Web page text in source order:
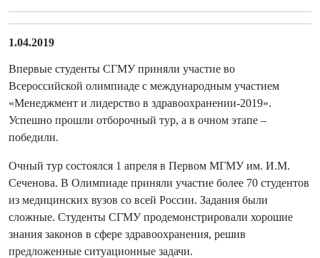
1.04.2019
Впервые студенты СГМУ приняли участие во
Всероссийской олимпиаде с международным участием
«Менеджмент и лидерство в здравоохранении-2019».
Успешно прошли отборочный тур, а в очном этапе –
победили.
Очный тур состоялся 1 апреля в Первом МГМУ им. И.М.
Сеченова. В Олимпиаде приняли участие более 70 студентов
из медицинских вузов со всей России. Задания были
сложные. Студенты СГМУ продемонстрировали хорошие
знания законов в сфере здравоохранения, решив
предложенные ситуационные задачи.